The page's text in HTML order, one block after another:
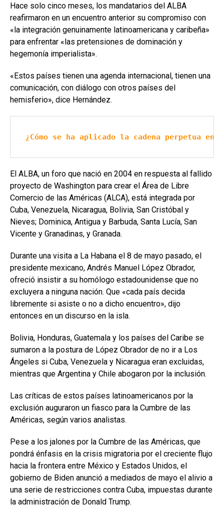
Hace solo cinco meses, los mandatarios del ALBA
reafirmaron en un encuentro anterior su compromiso con
«la integración genuinamente latinoamericana y caribeña»
para enfrentar «las pretensiones de dominación y
hegemonía imperialista».
«Estos países tienen una agenda internacional, tienen una
comunicación, con diálogo con otros países del
hemisferio», dice Hernández.
¿Cómo se ha aplicado la cadena perpetua en
El ALBA, un foro que nació en 2004 en respuesta al fallido
proyecto de Washington para crear el Área de Libre
Comercio de las Américas (ALCA), está integrada por
Cuba, Venezuela, Nicaragua, Bolivia, San Cristóbal y
Nieves; Dominica, Antigua y Barbuda, Santa Lucía, San
Vicente y Granadinas, y Granada.
Durante una visita a La Habana el 8 de mayo pasado, el
presidente mexicano, Andrés Manuel López Obrador,
ofreció insistir a su homólogo estadounidense que no
excluyera a ninguna nación. Que «cada país decida
libremente si asiste o no a dicho encuentro», dijo
entonces en un discurso en la isla.
Bolivia, Honduras, Guatemala y los países del Caribe se
sumaron a la postura de López Obrador de no ir a Los
Ángeles si Cuba, Venezuela y Nicaragua eran excluidas,
mientras que Argentina y Chile abogaron por la inclusión.
Las críticas de estos países latinoamericanos por la
exclusión auguraron un fiasco para la Cumbre de las
Américas, según varios analistas.
Pese a los jalones por la Cumbre de las Américas, que
pondrá énfasis en la crisis migratoria por el creciente flujo
hacia la frontera entre México y Estados Unidos, el
gobierno de Biden anunció a mediados de mayo el alivio a
una serie de restricciones contra Cuba, impuestas durante
la administración de Donald Trump.